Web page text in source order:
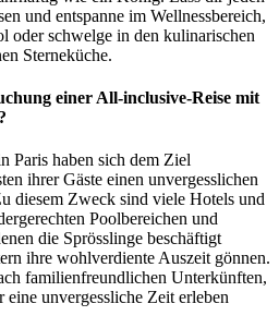
und entspanne im Wellnessbereich,
oder schwelge in den kulinarischen
Sterneküche.
einer All-inclusive-Reise mit
Paris haben sich dem Ziel
ihrer Gäste einen unvergesslichen
diesem Zweck sind viele Hotels und
Poolbereichen und
die Sprösslinge beschäftigt
ihre wohlverdiente Auszeit gönnen.
familienfreundlichen Unterkünften,
unvergessliche Zeit erleben